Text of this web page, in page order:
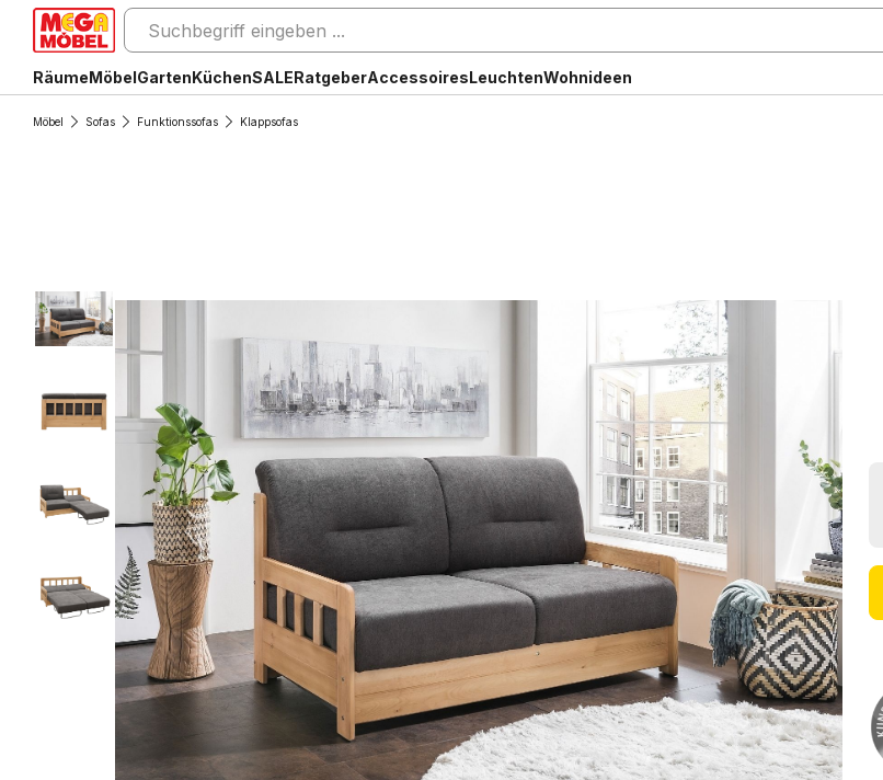
RäumeMöbelGartenKüchenSALERatgeberAccessoiresLeuchtenWohnideen
Möbel Sofas Funktionssofas Klappsofas